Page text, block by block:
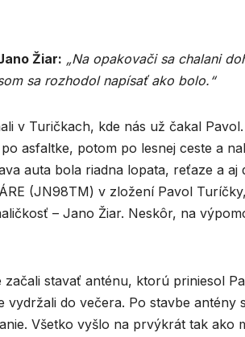
Žiar: „Na opakovači sa chalani
sa rozhodol napísať ako bolo.“
v Turičkach, kde nás už čakal
asfaltke, potom po lesnej ceste a
auta bola riadna lopata, reťaze a
(JN98TM) v zložení Pavol
– Jano Žiar. Neskôr, na
začali stavať anténu, ktorú priniesol
vydržali do večera. Po stavbe antény
Všetko vyšlo na prvýkrát tak ako